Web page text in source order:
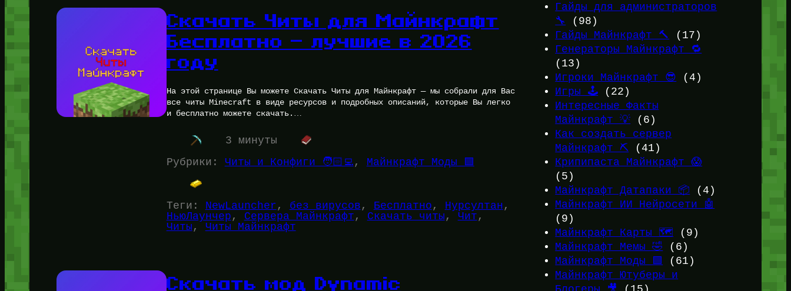
Скачать Читы для Майнкрафт
Бесплатно — лучшие в 2026
году
На этой странице Вы можете Скачать Читы для Майнкрафт — мы собрали для Вас
все читы Minecraft в виде ресурсов и подробных описаний, которые Вы легко
и бесплатно можете скачать.…
3 минуты
Рубрики: Читы и Конфиги 🧑🏻‍💻 , Майнкрафт Моды 🟩
Теги: NewLauncher , без вирусов , Бесплатно , Нурсултан
НьюЛаунчер , Сервера Майнкрафт , Скачать читы , Чит
Читы , Читы Майнкрафт
Скачать мод Dynamic
Гайды для администраторов
🔧
(98)
Гайды Майнкрафт 🔨
(17)
Генераторы Майнкрафт 🔁
(13)
Игроки Майнкрафт 😎 (4)
Игры 🕹️ (22)
Интересные Факты
Майнкрафт 💡 (6)
Как создать сервер
Майнкрафт ⛏️ (41)
Крипипаста Майнкрафт 😱
(5)
Майнкрафт Датапаки 📦 (4)
Майнкрафт ИИ Нейросети 🤖
(9)
Майнкрафт Карты 🗺️ (9)
Майнкрафт Мемы 🤣 (6)
Майнкрафт Моды 🟩
(61)
Майнкрафт Ютуберы и